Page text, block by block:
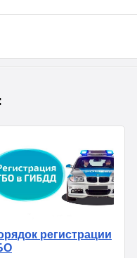
регистрации